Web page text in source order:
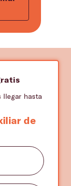
llegar hasta
de